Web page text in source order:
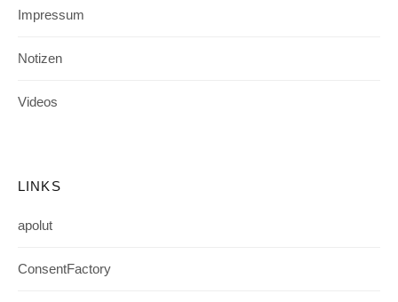
Impressum
Notizen
Videos
LINKS
apolut
ConsentFactory